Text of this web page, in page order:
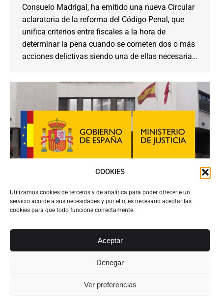
COOKIES
Utilizamos cookies de terceros y de analítica para poder ofrecerle un
servicio acorde a sus necesidades y por ello, es necesario aceptar las
cookies para que todo funcione correctamente.
Aceptar
Denegar
Ver preferencias
Consuelo Madrigal, ha emitido una nueva Circular
aclaratoria de la reforma del Código Penal, que
unifica criterios entre fiscales a la hora de
determinar la pena cuando se cometen dos o más
acciones delictivas siendo una de ellas necesaria…
Subastas judiciales online: pujar por
Subastas judiciales online: pujar por casas o
la Ley 19/2015, de medidas de reforma